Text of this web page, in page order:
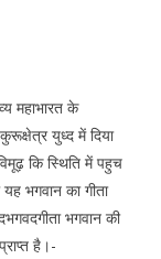
महाभारत के
युध्द में दिया
कि स्थिति में पहुच
भगवान का गीता
भगवान की
है।-